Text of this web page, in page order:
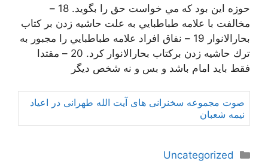
حوزه اين بود كه مي خواست حق را بگويد. 18 –
مخالفت با علامه طباطبايي به علت حاشيه زدن بر کتاب
بحارالانوار 19 – نفاق افراد علامه طباطبايي را مجبور به
ترك حاشيه زدن برکتاب بحارالانوار كرد. 20 – مقتدا
فقط بايد امام باشد و بس و نه شخص ديگر
صوت مجموعه سخنرانی های آیت الله طهرانی در اعیاد
نیمه شعبان
دسته‌ها
Uncategorized